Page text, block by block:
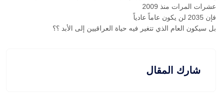
عشرات المرات منذ 2009
فإن 2035 لن يكون عاماً عادياً
بل سيكون العام الذي تتغير فيه حياة العراقيين إلى الأبد ؟؟
شارك المقال